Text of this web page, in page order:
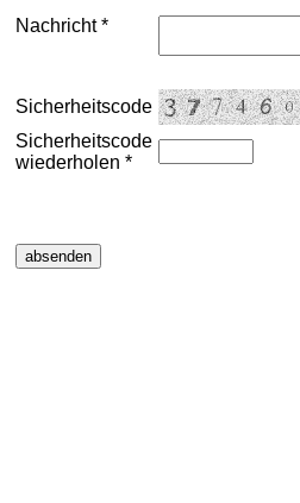
Nachricht *
Sicherheitscode
Sicherheitscode
wiederholen *